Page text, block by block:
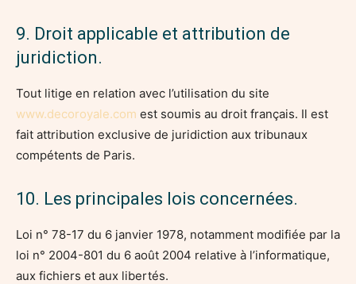
9. Droit applicable et attribution de
juridiction.
Tout litige en relation avec l’utilisation du site
www.decoroyale.com est soumis au droit français. Il est
fait attribution exclusive de juridiction aux tribunaux
compétents de Paris.
10. Les principales lois concernées.
Loi n° 78-17 du 6 janvier 1978, notamment modifiée par la
loi n° 2004-801 du 6 août 2004 relative à l’informatique,
aux fichiers et aux libertés.